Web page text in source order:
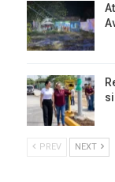
PREV NEXT